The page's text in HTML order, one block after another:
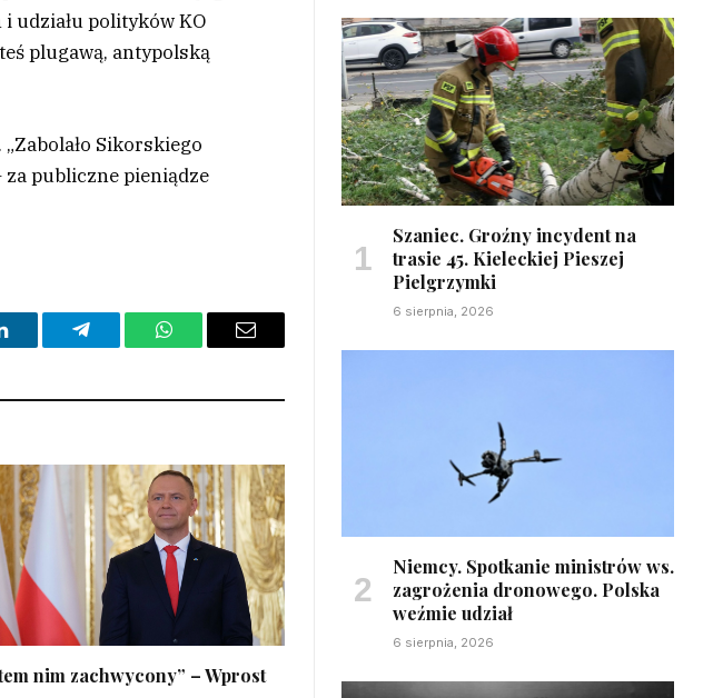
udziału polityków KO
plugawą, antypolską
Sikorskiego
publiczne pieniądze
Telegram WhatsAppEmail
nim zachwycony” – Wprost
Szaniec. Groźny incydent na
trasie 45. Kieleckiej Pieszej
Pielgrzymki
6 sierpnia, 2026
Niemcy. Spotkanie ministrów ws.
zagrożenia dronowego. Polska
weźmie udział
6 sierpnia, 2026